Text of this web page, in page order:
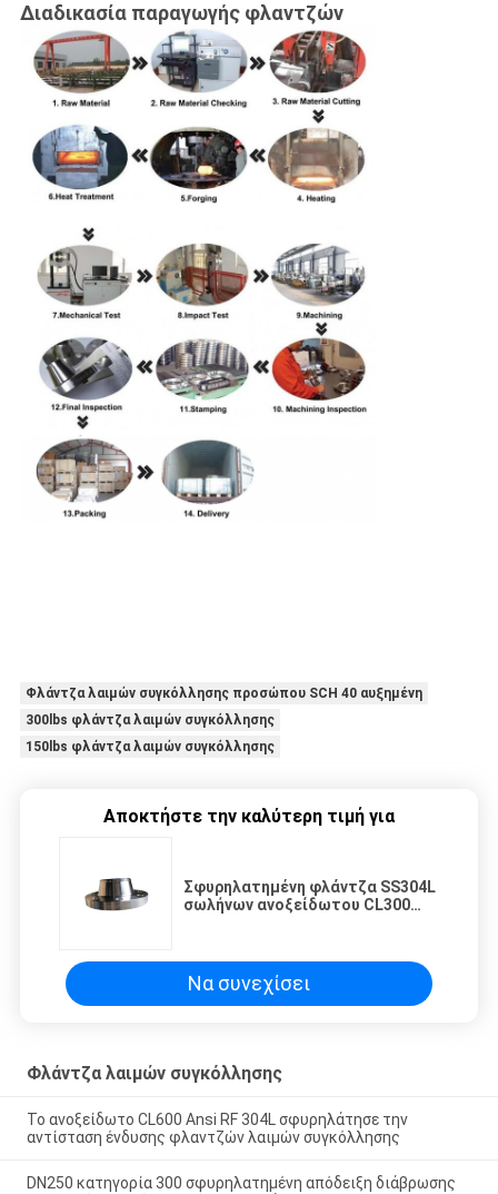
Διαδικασία παραγωγής φλαντζών
Φλάντζα λαιμών συγκόλλησης προσώπου SCH 40 αυξημένη
300lbs φλάντζα λαιμών συγκόλλησης
150lbs φλάντζα λαιμών συγκόλλησης
Αποκτήστε την καλύτερη τιμή για
Σφυρηλατημένη φλάντζα SS304L
σωλήνων ανοξείδωτου CL300
Να συνεχίσει
Φλάντζα λαιμών συγκόλλησης
Το ανοξείδωτο CL600 Ansi RF 304L σφυρηλάτησε την
αντίσταση ένδυσης φλαντζών λαιμών συγκόλλησης
DN250 κατηγορία 300 σφυρηλατημένη απόδειξη διάβρωσης